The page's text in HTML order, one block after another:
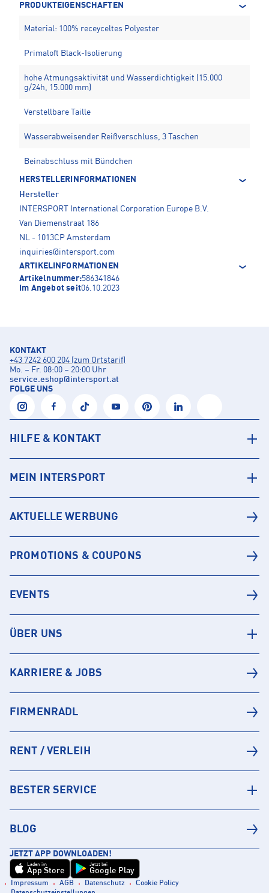
PRODUKTEIGENSCHAFTEN
Material: 100% receyceltes Polyester
Primaloft Black-Isolierung
hohe Atmungsaktivität und Wasserdichtigkeit (15.000
g/24h, 15.000 mm)
Verstellbare Taille
Wasserabweisender Reißverschluss, 3 Taschen
Beinabschluss mit Bündchen
HERSTELLERINFORMATIONEN
Hersteller
INTERSPORT International Corporation Europe B.V.
Van Diemenstraat 186
NL - 1013CP Amsterdam
inquiries@intersport.com
ARTIKELINFORMATIONEN
Artikelnummer:586341846
Im Angebot seit06.10.2023
KONTAKT
+43 7242 600 204 (zum Ortstarif)
Mo. – Fr. 08:00 – 20:00 Uhr
service.eshop@intersport.at
FOLGE UNS
HILFE & KONTAKT
MEIN INTERSPORT
AKTUELLE WERBUNG
PROMOTIONS & COUPONS
EVENTS
ÜBER UNS
KARRIERE & JOBS
FIRMENRADL
RENT / VERLEIH
BESTER SERVICE
BLOG
JETZT APP DOWNLOADEN!
Laden im
App Store
Jetzt bei
Google Play
Impressum AGB Datenschutz
Cookie Policy